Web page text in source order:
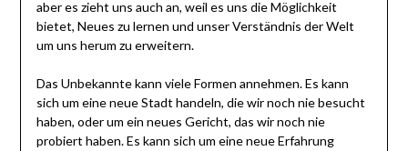
aber es zieht uns auch an, weil es uns die Möglichkeit
bietet, Neues zu lernen und unser Verständnis der Welt
um uns herum zu erweitern.
Das Unbekannte kann viele Formen annehmen. Es kann
sich um eine neue Stadt handeln, die wir noch nie besucht
haben, oder um ein neues Gericht, das wir noch nie
probiert haben. Es kann sich um eine neue Erfahrung